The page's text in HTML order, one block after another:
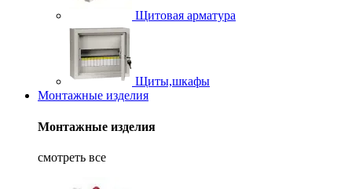
Щитовая арматура
Щиты,шкафы
Монтажные изделия
Монтажные изделия
смотреть все